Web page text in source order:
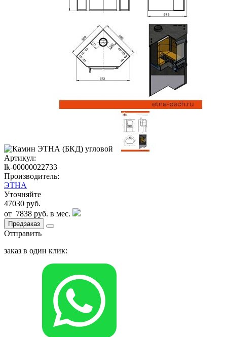
Артикул:
lk-00000022733
Производитель:
ЭТНА
Уточняйте
47030 руб.
от 7838 руб. в мес.
Предзаказ
Отправить
заказ в один клик: